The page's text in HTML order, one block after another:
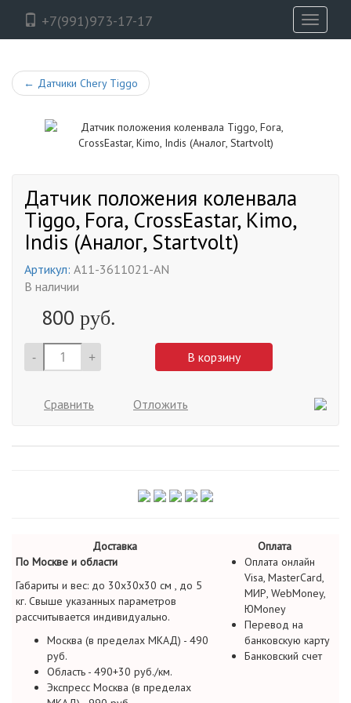
+7(991)973-17-17
Toggle
← Датчики Chery Tiggo
Датчик положения коленвала
Tiggo, Fora, CrossEastar, Kimo,
Indis (Аналог, Startvolt)
Артикул: A11-3611021-AN
В наличии
800 руб.
- + В корзину
Сравнить Отложить
Доставка
Оплата
По Москве и области
Габариты и вес: до 30х30х30 см , до 5
кг. Свыше указанных параметров
рассчитывается индивидуально.
Москва (в пределах МКАД) - 490
руб.
Область - 490+30 руб./км.
Экспресс Москва (в пределах
Оплата онлайн
Visa, MasterCard,
МИР, WebMoney,
ЮMoney
Перевод на
банковскую карту
Банковский счет